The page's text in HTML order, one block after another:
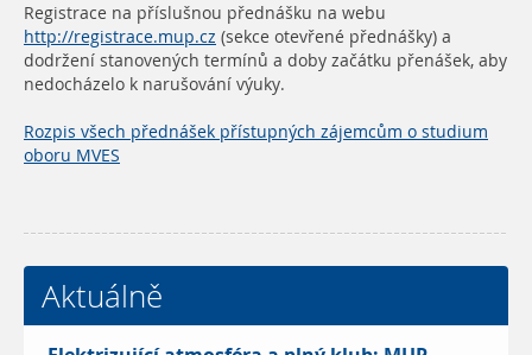
Registrace na příslušnou přednášku na webu
http://registrace.mup.cz (sekce otevřené přednášky) a
dodržení stanovených termínů a doby začátku přenášek, aby
nedocházelo k narušování výuky.
Rozpis všech přednášek přístupných zájemcům o studium
oboru MVES
Aktuálně